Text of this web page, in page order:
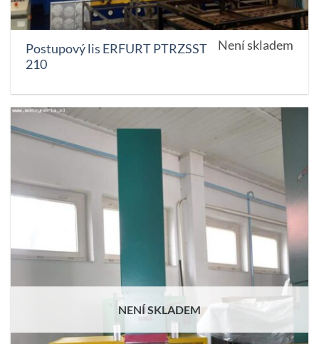
Postupový lis ERFURT PTRZSST
210
Není skladem
NENÍ SKLADEM